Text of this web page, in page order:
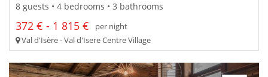
8 guests • 4 bedrooms • 3 bathrooms
372 € - 1 815 €
per night
Val d'Isère - Val d'Isere Centre Village